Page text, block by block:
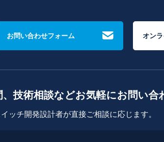
お問い合わせフォーム オン
技術相談などお気軽にお問い合
ッチ開発設計者が直接ご相談に応じます。